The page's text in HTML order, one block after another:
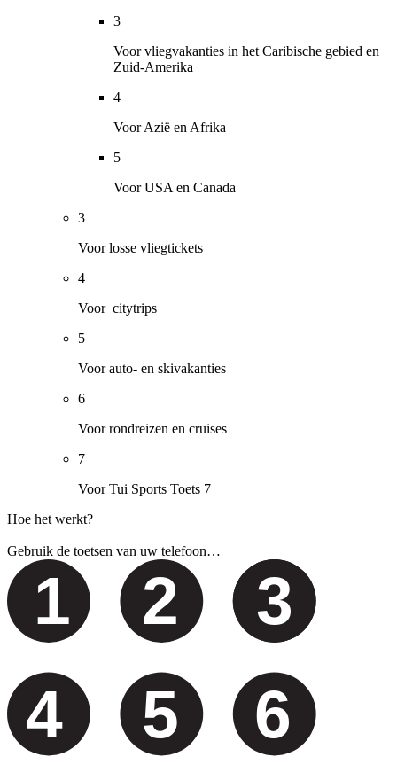
3
Voor vliegvakanties in het Caribische gebied en
Zuid-Amerika
4
Voor Azië en Afrika
5
Voor USA en Canada
3
Voor losse vliegtickets
4
Voor citytrips
5
Voor auto- en skivakanties
6
Voor rondreizen en cruises
7
Voor Tui Sports Toets 7
Hoe het werkt?
Gebruik de toetsen van uw telefoon…
1 2
3
4
5 6